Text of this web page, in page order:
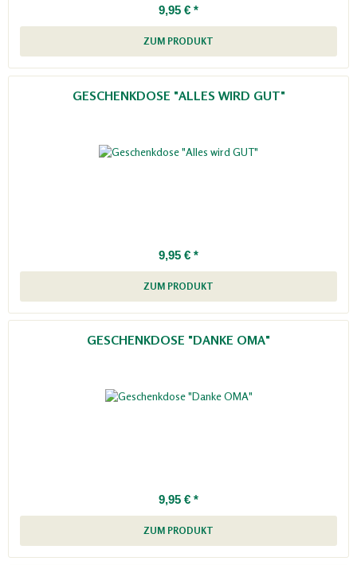
9,95 € *
ZUM PRODUKT
GESCHENKDOSE "ALLES WIRD GUT"
9,95 € *
ZUM PRODUKT
GESCHENKDOSE "DANKE OMA"
9,95 € *
ZUM PRODUKT